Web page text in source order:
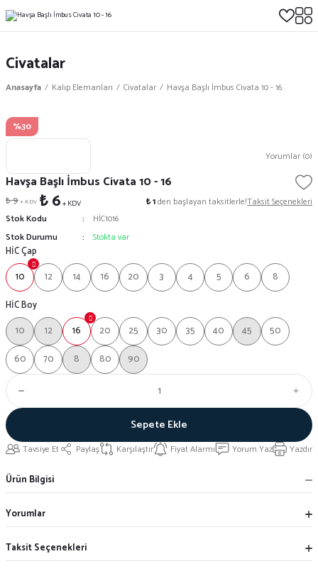
Civatalar
Anasayfa Kalıp Elemanları Civatalar Havşa Başlı İmbus Civata 10 - 16
%30
Yorumlar (0)
Havşa Başlı İmbus Civata 10 - 16
₺ 9+ KDV ₺ 6+ KDV ₺ 1den başlayan taksitlerle!Taksit Seçenekleri
Stok Kodu
HİC1016
Stok Durumu
Stokta var
HİC Çap
10
12 14 16 20 3 4 5 6
8
HİC Boy
10
12 16 20 25 30 35 40 45
50
60
70 8 80 90
Sepete Ekle
Tavsiye Et Paylaş Karşılaştır Fiyat Alarmı Yorum Yaz Yazdır
Ürün Bilgisi
Yorumlar
Taksit Seçenekleri